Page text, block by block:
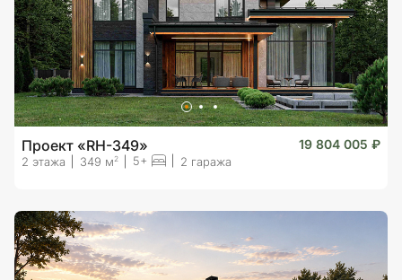
Проект «RH-349» 19 804 005 ₽
2 этажа 349 м 2 5+ 2 гаража